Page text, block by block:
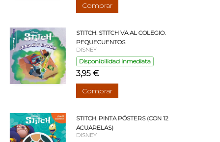
Comprar
STITCH. STITCH VA AL COLEGIO.
PEQUECUENTOS
DISNEY
Disponibilidad inmediata
3,95 €
Comprar
STITCH. PINTA PÓSTERS (CON 12
ACUARELAS)
DISNEY